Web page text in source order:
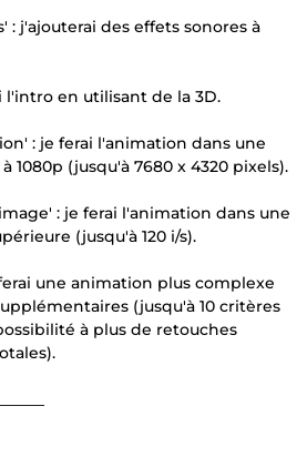
: j'ajouterai des effets sonores à
l'intro en utilisant de la 3D.
: je ferai l'animation dans une
1080p (jusqu'à 7680 x 4320 pixels).
: je ferai l'animation dans une
(jusqu'à 120 i/s).
une animation plus complexe
(jusqu'à 10 critères
à plus de retouches